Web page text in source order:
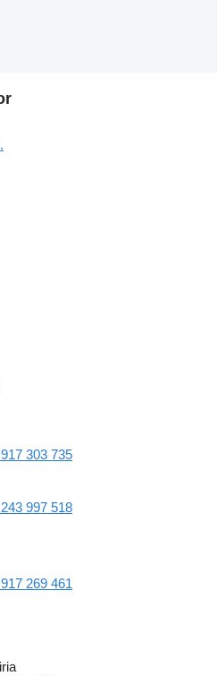
303 735
997 518
269 461